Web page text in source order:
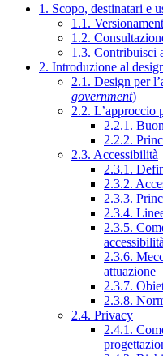
1. Scopo, destinatari e
1.1.
1.2.
1.3. Contribuisci
2. Introduzione al
2.1. Design per
government)
2.2. L’approccio
2.2.1.
2.2.2.
2.3. Accessibilità
2.3.1.
2.3.2.
2.3.3.
2.3.4.
2.3.5.
accessibilità
2.3.6.
attuazione
2.3.7.
2.3.8.
2.4. Privacy
2.4.1.